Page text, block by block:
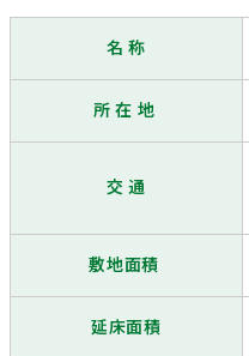
名 称
所 在 地
交 通
敷地面積
延床面積